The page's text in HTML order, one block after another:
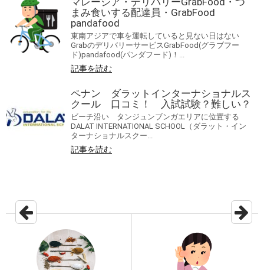
まみ食いする配達員・GrabFood
pandafood
東南アジアで車を運転していると見ない日はない
GrabのデリバリーサービスGrabFood(グラブフー
ド)pandafood(パンダフード)！...
記事を読む
ペナン ダラットインターナショナルス
クール 口コミ！ 入試試験？難しい？
ビーチ沿い タンジュンブンガエリアに位置する
DALAT INTERNATIONAL SCHOOL（ダラット・イン
ターナショナルスクー...
記事を読む